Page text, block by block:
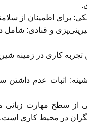
برای اطمینان از
و قنادی: شامل
تجربه کاری در زمینه
اثبات عدم داشتن
در محیط کاری است.